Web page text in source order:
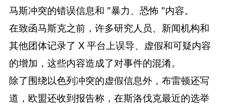
马斯冲突的错误信息和 "暴力、恐怖 "内容。
在致函马斯克之前，许多研究人员、新闻机构和
其他团体记录了 X 平台上误导、虚假和可疑内容
的增加，这些内容造成了对事件的混淆。
除了围绕以色列冲突的虚假信息外，布雷顿还写
道，欧盟还收到报告称，在斯洛伐克最近的选举